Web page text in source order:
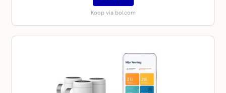
Koop via bol.com